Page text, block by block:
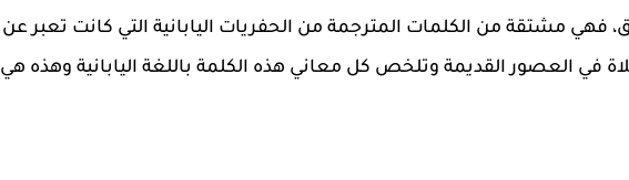
فهي مشتقة من الكلمات المترجمة من الحفريات اليابانية التي كانت تعبر عن
في العصور القديمة وتلخص كل معاني هذه الكلمة باللغة اليابانية وهذه هي